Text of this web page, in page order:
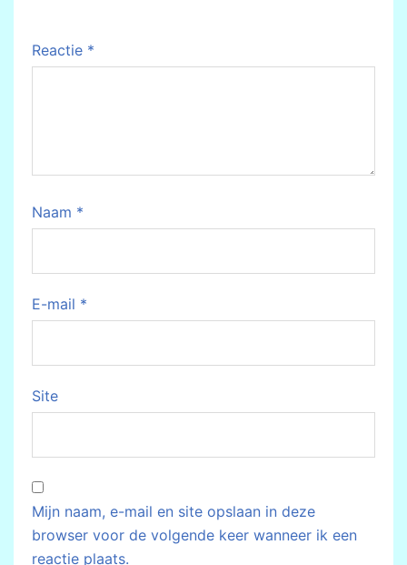
Reactie *
Naam *
E-mail *
Site
Mijn naam, e-mail en site opslaan in deze
browser voor de volgende keer wanneer ik een
reactie plaats.